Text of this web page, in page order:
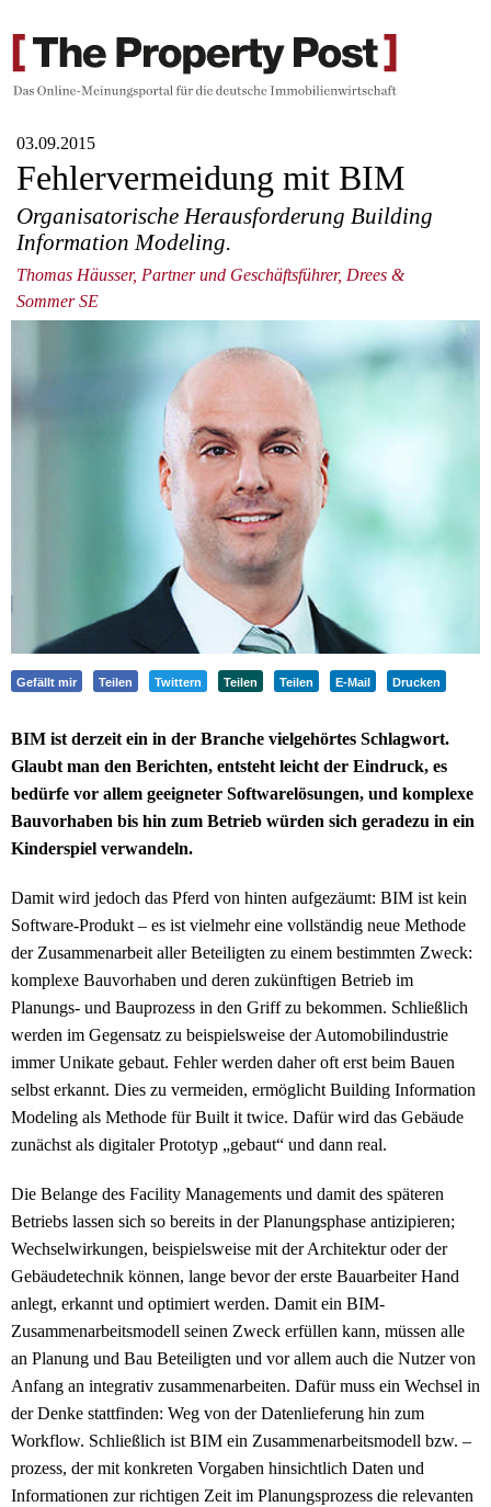
03.09.2015
Fehlervermeidung mit BIM
Organisatorische Herausforderung Building
Information Modeling.
Thomas Häusser, Partner und Geschäftsführer, Drees &
Sommer SE
Gefällt mir Teilen Twittern Teilen Teilen E-Mail Drucken
BIM ist derzeit ein in der Branche vielgehörtes Schlagwort.
Glaubt man den Berichten, entsteht leicht der Eindruck, es
bedürfe vor allem geeigneter Softwarelösungen, und komplexe
Bauvorhaben bis hin zum Betrieb würden sich geradezu in ein
Kinderspiel verwandeln.
Damit wird jedoch das Pferd von hinten aufgezäumt: BIM ist kein
Software-Produkt – es ist vielmehr eine vollständig neue Methode
der Zusammenarbeit aller Beteiligten zu einem bestimmten Zweck:
komplexe Bauvorhaben und deren zukünftigen Betrieb im
Planungs- und Bauprozess in den Griff zu bekommen. Schließlich
werden im Gegensatz zu beispielsweise der Automobilindustrie
immer Unikate gebaut. Fehler werden daher oft erst beim Bauen
selbst erkannt. Dies zu vermeiden, ermöglicht Building Information
Modeling als Methode für Built it twice. Dafür wird das Gebäude
zunächst als digitaler Prototyp „gebaut“ und dann real.
Die Belange des Facility Managements und damit des späteren
Betriebs lassen sich so bereits in der Planungsphase antizipieren;
Wechselwirkungen, beispielsweise mit der Architektur oder der
Gebäudetechnik können, lange bevor der erste Bauarbeiter Hand
anlegt, erkannt und optimiert werden. Damit ein BIM-
Zusammenarbeitsmodell seinen Zweck erfüllen kann, müssen alle
an Planung und Bau Beteiligten und vor allem auch die Nutzer von
Anfang an integrativ zusammenarbeiten. Dafür muss ein Wechsel in
der Denke stattfinden: Weg von der Datenlieferung hin zum
Workflow. Schließlich ist BIM ein Zusammenarbeitsmodell bzw. –
prozess, der mit konkreten Vorgaben hinsichtlich Daten und
Informationen zur richtigen Zeit im Planungsprozess die relevanten